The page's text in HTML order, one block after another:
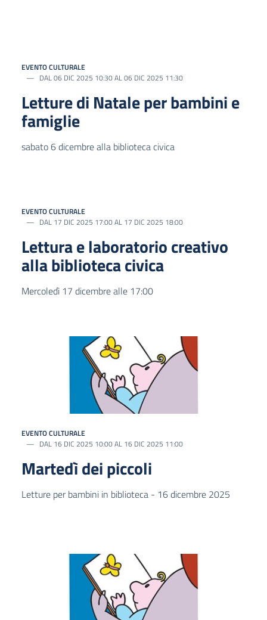
EVENTO CULTURALE
DAL 06 DIC 2025 10:30 AL 06 DIC 2025 11:30
Letture di Natale per bambini e
famiglie
sabato 6 dicembre alla biblioteca civica
EVENTO CULTURALE
DAL 17 DIC 2025 17:00 AL 17 DIC 2025 18:00
Lettura e laboratorio creativo
alla biblioteca civica
Mercoledì 17 dicembre alle 17:00
EVENTO CULTURALE
DAL 16 DIC 2025 10:00 AL 16 DIC 2025 11:00
Martedì dei piccoli
Letture per bambini in biblioteca - 16 dicembre 2025